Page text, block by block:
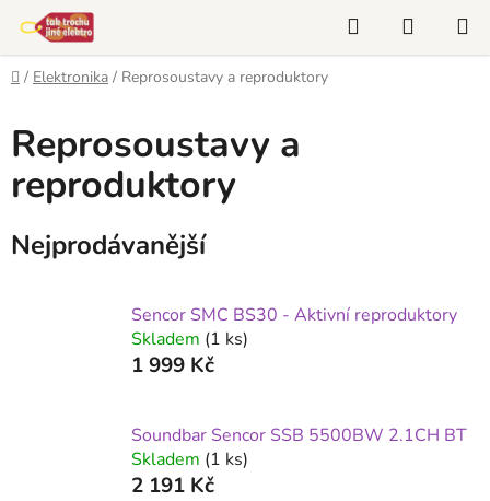
obsah
Hledat
KOŠÍK
Domů
/ Elektronika / Reprosoustavy a reproduktory
Reprosoustavy a
reproduktory
Nejprodávanější
Sencor SMC BS30 - Aktivní reproduktory
Skladem (1 ks)
1 999 Kč
Soundbar Sencor SSB 5500BW 2.1CH BT
Skladem (1 ks)
2 191 Kč